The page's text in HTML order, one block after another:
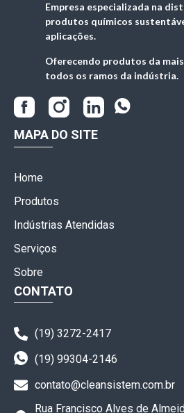
Empresa especializada na
produtos químicos
aplicações.
Oferecendo produtos da
todos os ramos da indústria.
MAPA DO SITE
Home
Produtos
Indústrias Atendidas
Serviços
Sobre
CONTATO
(19) 3272-2417
(19) 99304-2146
contato@cleansistem.com.br
Rua Francisco Alves de